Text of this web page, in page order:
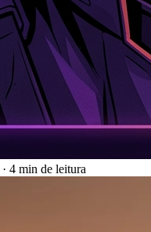
· 4 min de leitura